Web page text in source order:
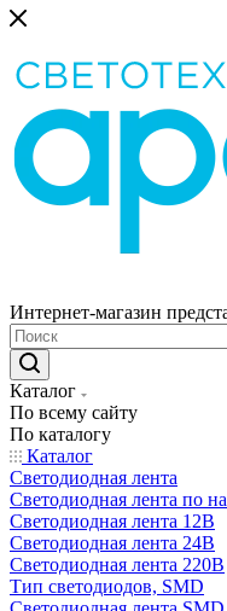
Интернет-магазин
Каталог
По всему сайту
По каталогу
Каталог
Светодиодная лента
Светодиодная лента по
Светодиодная лента 12В
Светодиодная лента 24В
Светодиодная лента 220В
Тип светодиодов, SMD